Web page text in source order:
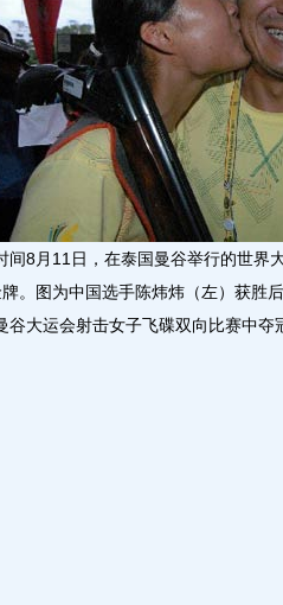
间8月11日，在泰国曼谷举行的世界
。图为中国选手陈炜炜（左）获胜
谷大运会射击女子飞碟双向比赛中夺